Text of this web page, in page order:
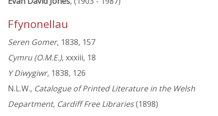
Ffynonellau
Seren Gomer, 1838, 157
Cymru (O.M.E.), xxxiii, 18
Y Diwygiwr, 1838, 126
N.L.W., Catalogue of Printed Literature in the Welsh
Department, Cardiff Free Libraries(1898)